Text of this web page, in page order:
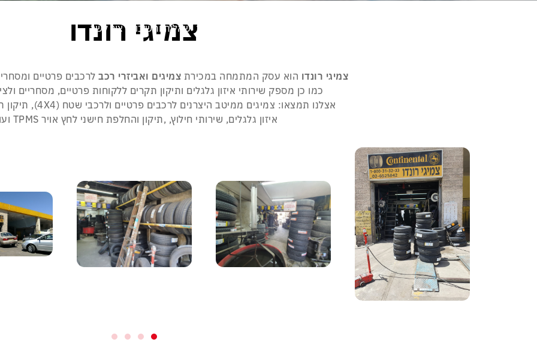
סימוני צמיג שאלות ותשובות צור קשר
צמיגי רונדו
צמיגי רונדו הוא עסק המתמחה במכירת צמיגים ואביזרי רכבלרכבים פרטיים
כמו כן מספק שירותי איזון גלגלים ותיקון תקרים ללקוחות פרטיים, מסחריים
אצלנו תמצאו: צמיגים ממיטב היצרנים לרכבים פרטיים ולרכבי שטח (4X4), תיקון תקרים (פנצ’רים),
איזון גלגלים, שירותי חילוץ, ,תיקון והחלפת חישני לחץ אויר TPMS ועוד.